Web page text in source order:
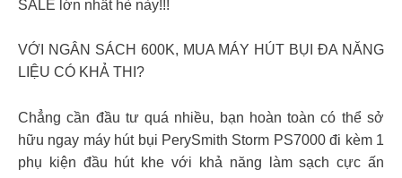
SALE lớn nhất hè này!!!
VỚI NGÂN SÁCH 600K, MUA MÁY HÚT BỤI ĐA NĂNG
LIỆU CÓ KHẢ THI?
Chẳng cần đầu tư quá nhiều, bạn hoàn toàn có thể sở
hữu ngay máy hút bụi PerySmith Storm PS7000 đi kèm 1
phụ kiện đầu hút khe với khả năng làm sạch cực ấn